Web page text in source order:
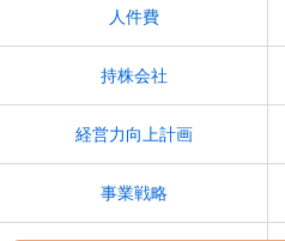
人件費
持株会社
経営力向上計画
事業戦略